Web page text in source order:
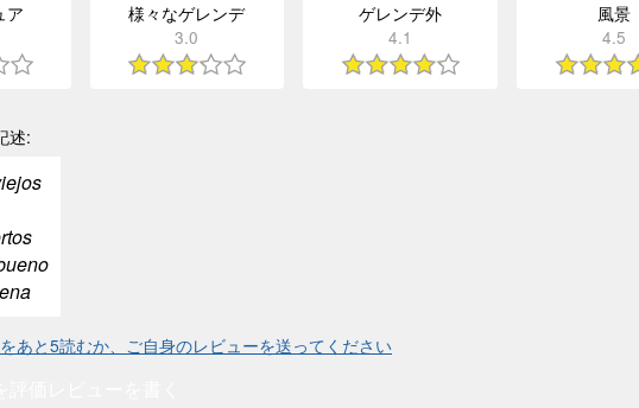
ア
様々なゲレンデ
3.0
ゲレンデ外
4.1
風景
4.5
述:
あと5読むか、ご自身のレビューを送ってください